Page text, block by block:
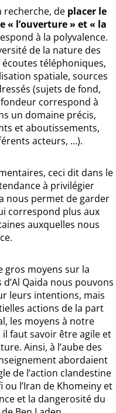
recherche, de placer le
« l’ouverture » et « la
à la polyvalence.
de la nature des
téléphoniques,
spatiale, sources
(sujets de fond,
correspond à
un domaine précis,
et aboutissements,
acteurs, …).
ceci dit dans le
à privilégier
nous permet de garder
correspond plus aux
auxquelles nous
gros moyens sur la
Qaida nous pouvons
leurs intentions, mais
actions de la part
les moyens à notre
faut savoir être agile et
Ainsi, à l’aube des
abordaient
de l’action clandestine
ou l’Iran de Khomeiny et
et la dangerosité du